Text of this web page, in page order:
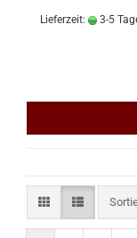
Lieferzeit: 3-5